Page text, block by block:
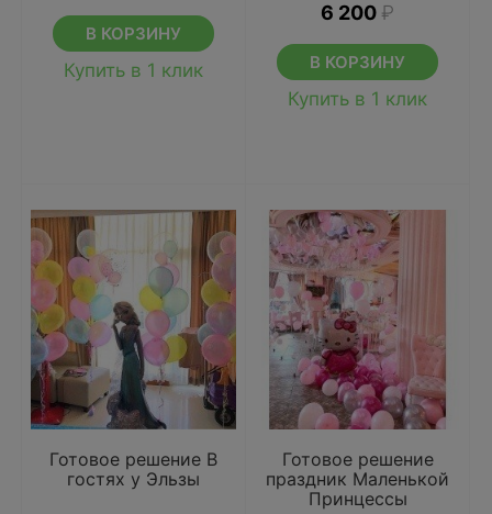
В КОРЗИНУ
Купить в 1 клик
6 200 ₽
В КОРЗИНУ
Купить в 1 клик
Готовое решение В
гостях у Эльзы
Готовое решение
праздник Маленькой
Принцессы